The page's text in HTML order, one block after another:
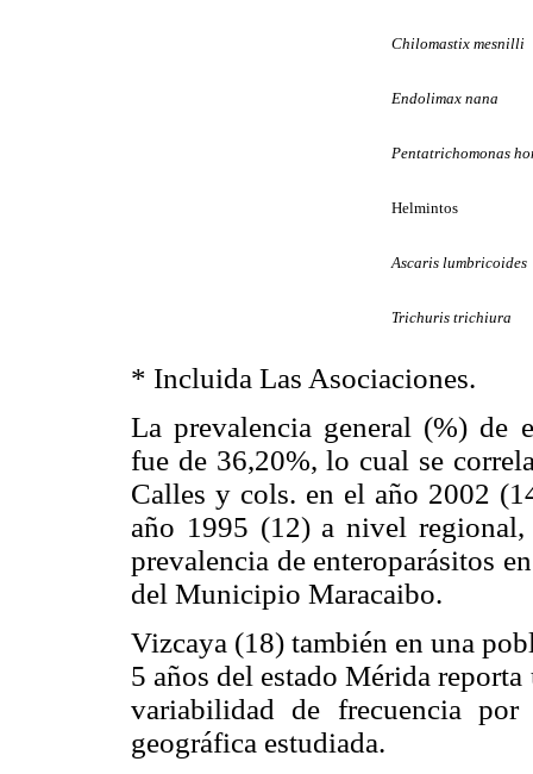
Chilomastix mesnilli
Endolimax nana
Pentatrichomonas
Helmintos
Ascaris lumbricoides
Trichuris trichiura
* Incluida Las Asociaciones.
La prevalencia general (%) de
fue de 36,20%, lo cual se
Calles y cols. en el año 2002
año 1995 (12) a nivel
prevalencia de enteroparásitos
del Municipio Maracaibo.
Vizcaya (18) también en una
5 años del estado Mérida
variabilidad de frecuencia
geográfica estudiada.